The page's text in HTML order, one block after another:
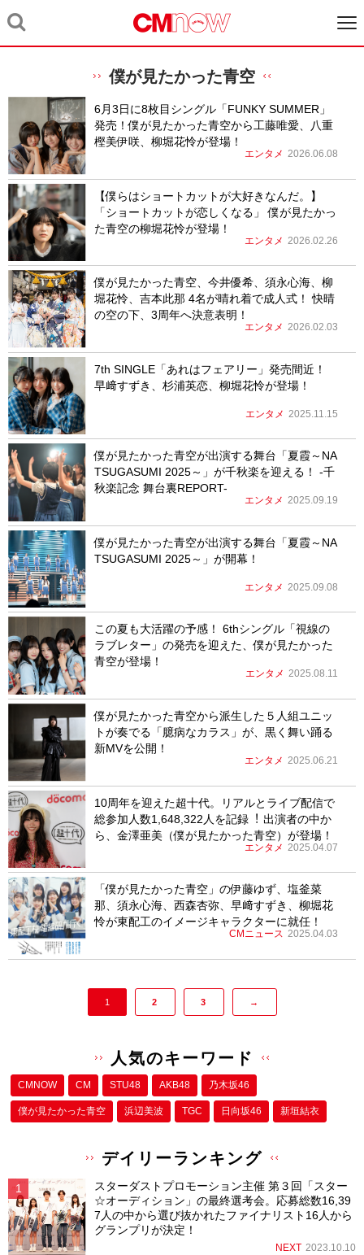
僕が⾒たかった⻘空
6月3日に8枚目シングル「FUNKY SUMMER」
発売！僕が見たかった青空から工藤唯愛、八重
樫美伊咲、柳堀花怜が登場！
エンタメ 2026.06.08
【僕らはショートカットが大好きなんだ。】
「ショートカットが恋しくなる」 僕が見たかっ
た青空の柳堀花怜が登場！
エンタメ 2026.02.26
僕が見たかった青空、今井優希、須永心海、柳
堀花怜、吉本此那 4名が晴れ着で成人式！ 快晴
の空の下、3周年へ決意表明！
エンタメ 2026.02.03
7th SINGLE「あれはフェアリー」発売間近！
早﨑すずき、杉浦英恋、柳堀花怜が登場！
エンタメ 2025.11.15
僕が見たかった青空が出演する舞台「夏霞～NA
TSUGASUMI 2025～」が千秋楽を迎える！ -千
秋楽記念 舞台裏REPORT-
エンタメ 2025.09.19
僕が見たかった青空が出演する舞台「夏霞～NA
TSUGASUMI 2025～」が開幕！
エンタメ 2025.09.08
この夏も大活躍の予感！ 6thシングル「視線の
ラブレター」の発売を迎えた、僕が見たかった
青空が登場！
エンタメ 2025.08.11
僕が見たかった青空から派生した５人組ユニッ
トが奏でる「臆病なカラス」が、黒く舞い踊る
新MVを公開！
エンタメ 2025.06.21
10周年を迎えた超⼗代。リアルとライブ配信で
総参加⼈数1,648,322⼈を記録︕ 出演者の中か
ら、金澤亜美（僕が見たかった青空）が登場！
エンタメ 2025.04.07
「僕が見たかった青空」の伊藤ゆず、塩釜菜
那、須永心海、西森杏弥、早﨑すずき、柳堀花
怜が東配工のイメージキャラクターに就任！
CMニュース 2025.04.03
1 2 3 →
人気のキーワード
CMNOW CM STU48 AKB48 乃木坂46
僕が⾒たかった⻘空 浜辺美波 TGC 日向坂46 新垣結衣
デイリーランキング
スターダストプロモーション主催 第３回「スター
☆オーディション」の最終選考会。応募総数16,39
7人の中から選び抜かれたファイナリスト16人から
グランプリが決定！
NEXT 2023.10.10